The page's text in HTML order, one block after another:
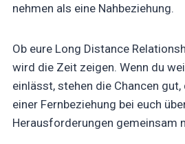
nehmen als eine Nahbeziehung.
Ob eure Long Distance
wird die Zeit zeigen. Wenn du
einlässt, stehen die Chancen
einer Fernbeziehung bei euch
Herausforderungen gemeinsam